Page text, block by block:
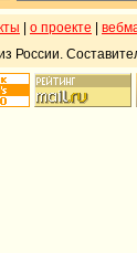
о проекте
России.